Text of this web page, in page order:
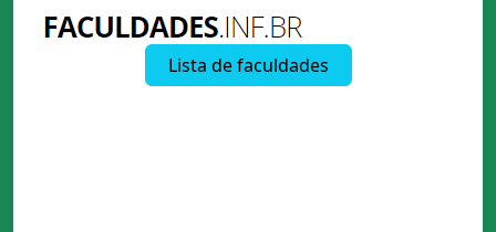
Lista de faculdades